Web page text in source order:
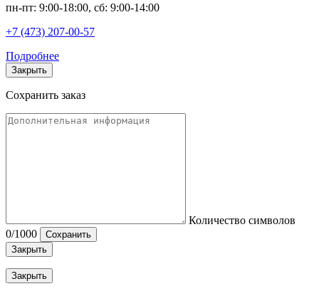
пн-пт: 9:00-18:00, сб: 9:00-14:00
+7 (473) 207-00-57
Подробнее
Закрыть
Сохранить заказ
Количество символов
0/1000
Сохранить
Закрыть
Закрыть